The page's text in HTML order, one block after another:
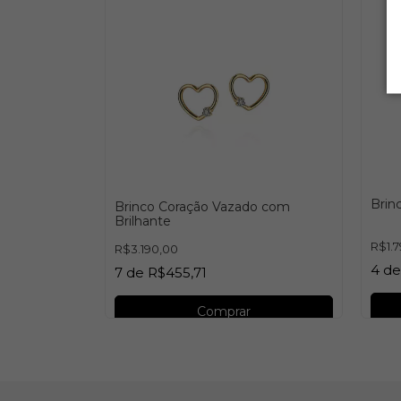
Brinco Coração Vazado com
Brilhante
R$3.190,00
7 de R$455,71
Comprar
4 de